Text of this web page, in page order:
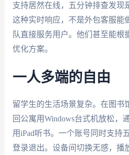
支持居然在线，五分钟排查发现
这种实时响应，不是外包客服能
队直接服务用户。他们甚至能根
优化方案。
一人多端的自由
留学生的生活场景复杂。在图书
回公寓用Windows台式机放松，
用iPad听书。一个账号同时支持
登录退出。设备间切换无感，播